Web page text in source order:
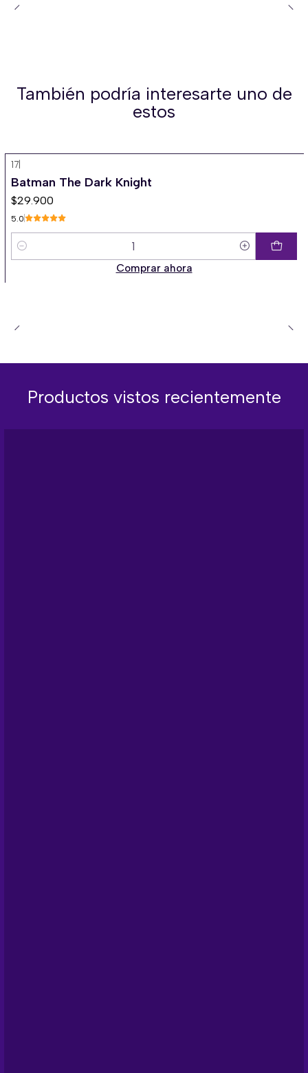
También podría interesarte uno de
estos
17|
Batman The Dark Knight
$29.900
5.0
Cantidad
Comprar ahora
Productos vistos recientemente